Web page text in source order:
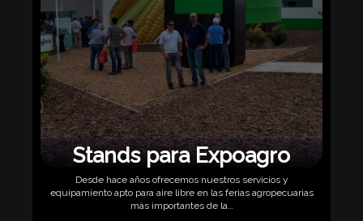
Stands para Expoagro
Desde hace años ofrecemos nuestros servicios y
equipamiento apto para aire libre en las ferias agropecuarias
más importantes de la…